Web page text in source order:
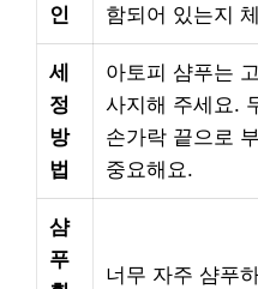
인
함되어 있는지
세
정
방
법
아토피 샴푸는
사지해 주세요.
손가락 끝으로
중요해요.
샴
푸
너무 자주 샴푸